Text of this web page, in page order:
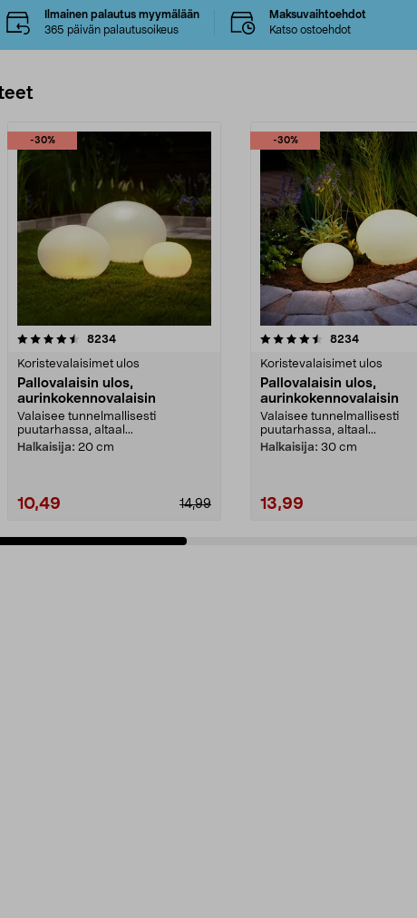
Ilmainen palautus myymälään
365 päivän palautusoikeus
Maksuvaihtoehdot
Katso ostoehdot
-30%
8234arvostelut
Koristevalaisimet ulos
Pallovalaisin ulos,
aurinkokennovalaisin
Valaisee tunnelmallisesti
puutarhassa, altaal...
Halkaisija: 20 cm
10,49 14,99
-30%
4.5 viidestä
8234arvostelut
Koristevalaisimet ulos
Pallovalaisin ulos,
aurinkokennovalaisin
Valaisee tunnelmallisesti
puutarhassa, altaal...
Halkaisija: 30 cm
13,99
4.0 viidestä